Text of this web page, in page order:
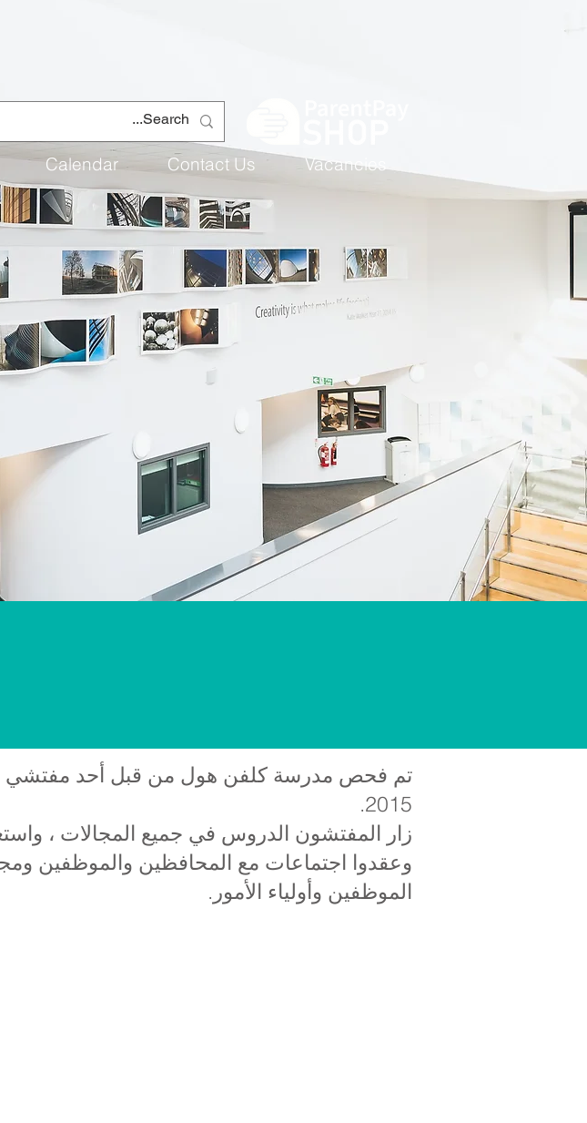
Calendar Contact Us Vacancies
تم فحص مدرسة كلفن هول من قبل أحد مفتشي
2015.
زار المفتشون الدروس في جميع المجالات ،
وعقدوا اجتماعات مع المحافظين والموظفين
الموظفين وأولياء الأمور.